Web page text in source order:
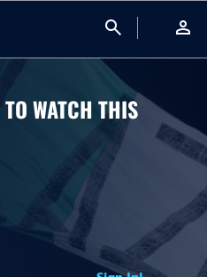
search person
WATCHTHIS